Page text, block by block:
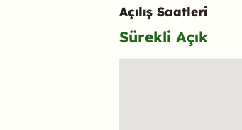
Açılış Saatleri
Sürekli Açık